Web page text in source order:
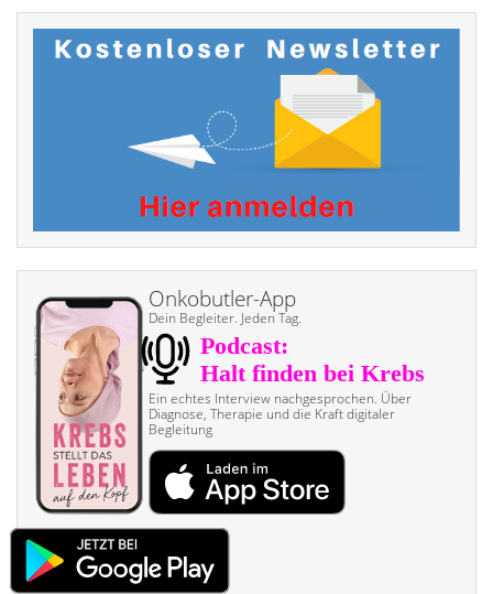
Onkobutler-App
Dein Begleiter. Jeden Tag.
Ein echtes Interview nach­gesprochen. Über
Diagnose, Therapie und die Kraft digitaler
Begleitung